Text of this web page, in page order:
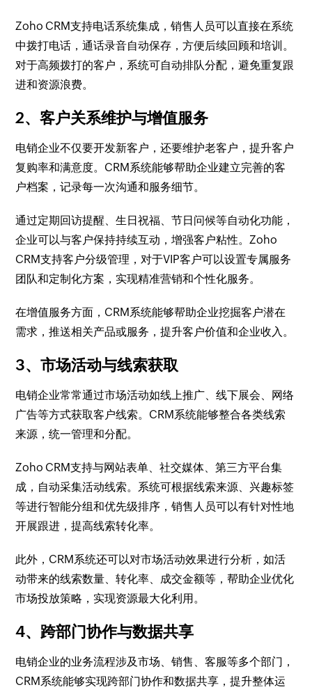
Zoho CRM支持电话系统集成，销售人员可以直接在系统
中拨打电话，通话录音自动保存，方便后续回顾和培训。
对于高频拨打的客户，系统可自动排队分配，避免重复跟
进和资源浪费。
2、客户关系维护与增值服务
电销企业不仅要开发新客户，还要维护老客户，提升客户
复购率和满意度。CRM系统能够帮助企业建立完善的客
户档案，记录每一次沟通和服务细节。
通过定期回访提醒、生日祝福、节日问候等自动化功能，
企业可以与客户保持持续互动，增强客户粘性。Zoho
CRM支持客户分级管理，对于VIP客户可以设置专属服务
团队和定制化方案，实现精准营销和个性化服务。
在增值服务方面，CRM系统能够帮助企业挖掘客户潜在
需求，推送相关产品或服务，提升客户价值和企业收入。
3、市场活动与线索获取
电销企业常常通过市场活动如线上推广、线下展会、网络
广告等方式获取客户线索。CRM系统能够整合各类线索
来源，统一管理和分配。
Zoho CRM支持与网站表单、社交媒体、第三方平台集
成，自动采集活动线索。系统可根据线索来源、兴趣标签
等进行智能分组和优先级排序，销售人员可以有针对性地
开展跟进，提高线索转化率。
此外，CRM系统还可以对市场活动效果进行分析，如活
动带来的线索数量、转化率、成交金额等，帮助企业优化
市场投放策略，实现资源最大化利用。
4、跨部门协作与数据共享
电销企业的业务流程涉及市场、销售、客服等多个部门，
CRM系统能够实现跨部门协作和数据共享，提升整体运